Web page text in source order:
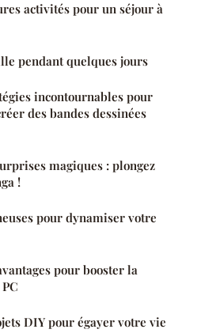
activités pour un séjour à
pendant quelques jours
incontournables pour
des bandes dessinées
magiques : plongez
!
pour dynamiser votre
pour booster la
DIY pour égayer votre vie